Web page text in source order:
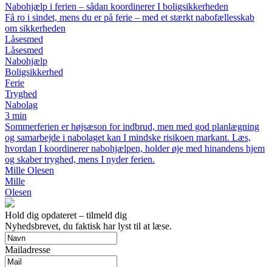
Nabohjælp i ferien – sådan koordinerer I boligsikkerheden
Få ro i sindet, mens du er på ferie – med et stærkt nabofællesskab
om sikkerheden
Låsesmed
Låsesmed
Nabohjælp
Boligsikkerhed
Ferie
Tryghed
Nabolag
3 min
Sommerferien er højsæson for indbrud, men med god planlægning
og samarbejde i nabolaget kan I mindske risikoen markant. Læs,
hvordan I koordinerer nabohjælpen, holder øje med hinandens hjem
og skaber tryghed, mens I nyder ferien.
Mille Olesen
Mille
Olesen
Hold dig opdateret – tilmeld dig
Nyhedsbrevet, du faktisk har lyst til at læse.
Mailadresse